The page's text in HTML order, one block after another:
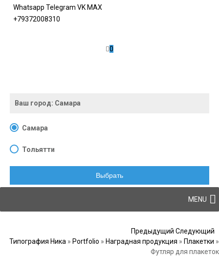
Whatsapp Telegram VK MAX
+79372008310
0
Ваш город: Самара
Самара
Тольятти
Выбрать
MENU
Предыдущий Следующий
Типография Ника » Portfolio » Наградная продукция » Плакетки »
Футляр для плакеток